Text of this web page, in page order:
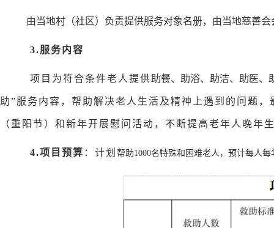
由当地村（社区）负责提供服务对象名册，由当地慈善
3.服务内容
项目为符合条件老人提供助餐、助浴、助洁、助医、
助”服务内容，帮助解决老人生活及精神上遇到的问题
（重阳节）和新年开展慰问活动，不断提高老年人晚年
4.项目预算 ：计划 帮助1000名特殊和困难老人，预计每人每